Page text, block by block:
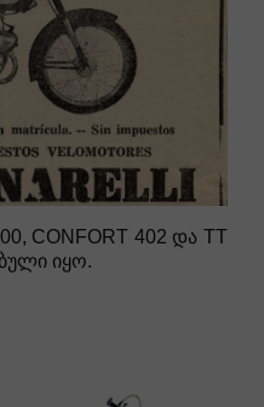
CONFORT 402 და TT
იყო.